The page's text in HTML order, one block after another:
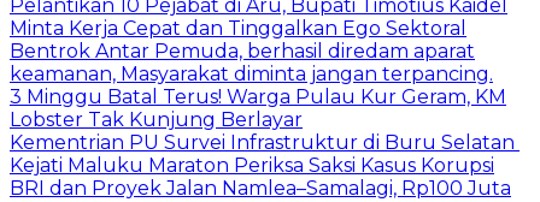
Pelantikan 10 Pejabat di Aru, Bupati Timotius Kaidel
Minta Kerja Cepat dan Tinggalkan Ego Sektoral
Bentrok Antar Pemuda, berhasil diredam aparat
keamanan, Masyarakat diminta jangan terpancing.
3 Minggu Batal Terus! Warga Pulau Kur Geram, KM
Lobster Tak Kunjung Berlayar
Kementrian PU Survei Infrastruktur di Buru Selatan
Kejati Maluku Maraton Periksa Saksi Kasus Korupsi
BRI dan Proyek Jalan Namlea–Samalagi, Rp100 Juta